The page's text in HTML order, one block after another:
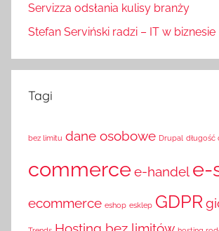
Servizza odsłania kulisy branży
Stefan Serviński radzi – IT w biznesie
Tagi
bez limitu dane osobowe Drupal długość
commercee-handel e-
ecommerce eshop esklep GDPR